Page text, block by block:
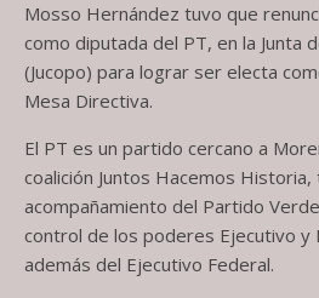
Mosso Hernández tuvo que
como diputada del PT, en la Junta
(Jucopo) para lograr ser electa
Mesa Directiva.
El PT es un partido cercano a
coalición Juntos Hacemos Historia,
acompañamiento del Partido
control de los poderes Ejecutivo y
además del Ejecutivo Federal.